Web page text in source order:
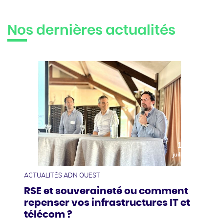
Nos dernières actualités
10
juillet
ACTUALITÉS ADN OUEST
RSE et souveraineté ou comment
repenser vos infrastructures IT et
télécom ?